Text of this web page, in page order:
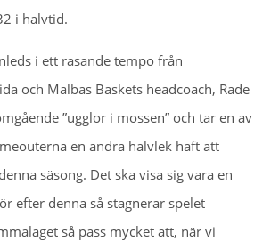
i halvtid.
i ett rasande tempo från
och Malbas Baskets headcoach, Rade
”ugglor i mossen” och tar en av
en andra halvlek haft att
säsong. Det ska visa sig vara en
efter denna så stagnerar spelet
så pass mycket att, när vi